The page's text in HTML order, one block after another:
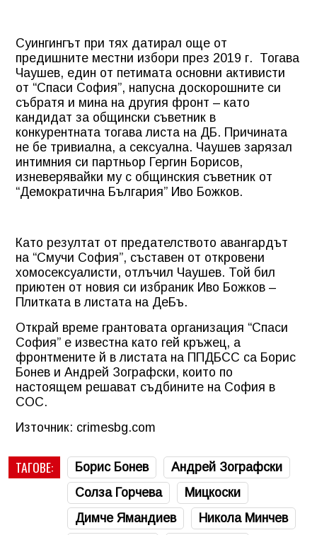
Суингингът при тях датирал още от
предишните местни избори през 2019 г. Тогава
Чаушев, един от петимата основни активисти
от “Спаси София”, напусна доскорошните си
събратя и мина на другия фронт – като
кандидат за общински съветник в
конкурентната тогава листа на ДБ. Причината
не бе тривиална, а сексуална. Чаушев зарязал
интимния си партньор Гергин Борисов,
изневерявайки му с общинския съветник от
“Демократична България” Иво Божков.
Като резултат от предателството авангардът
на “Смучи София”, съставен от откровени
хомосексуалисти, отлъчил Чаушев. Той бил
приютен от новия си избраник Иво Божков –
Плитката в листата на ДеБъ.
Открай време грантовата организация “Спаси
София” е известна като гей кръжец, а
фронтмените й в листата на ППДБСС са Борис
Бонев и Андрей Зографски, които по
настоящем решават съдбините на София в
СОС.
Източник: crimesbg.com
ТАГОВЕ: Борис Бонев
Андрей Зографски
Солза Горчева
Мицкоски
Димче Ямандиев
Никола Минчев